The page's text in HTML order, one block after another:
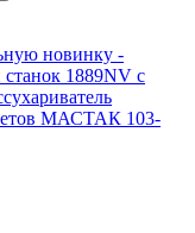
новинку -
1889NV с
МАСТАК 103-